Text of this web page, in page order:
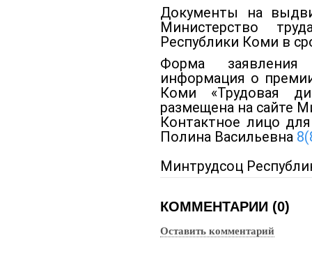
Документы на
Министерство
Республики Коми в
Форма
информация о
Коми «Трудовая
размещена на сайте
Контактное лицо
Полина Васильевна
Минтрудсоц
КОММЕНТАРИИ (0)
Оставить комментарий